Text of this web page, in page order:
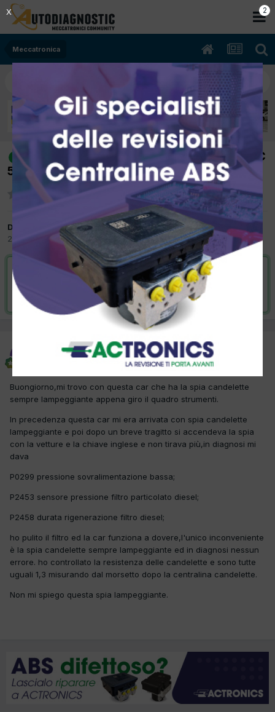
Meccatronica
risolto
[opel corsa d 12/2013 1248cc A13DTC
55Kw Diesel] spia candelette lampeggiante
Da carlito
28 Agosto 2017inMeccatronica
VAI ALLA SOLUZIONE
Risolta da carlito, 29 Agosto 2017
carlito
28 Agosto 2017
Buongiorno,mi trovo con questa car che ha la spia candelette
sempre lampeggiante appena giro il quadro strumenti.
In precedenza questa car mi era arrivata con spia candelette
lampeggiante e poi dopo un breve tragitto si accendeva la spia
con la vetture e la chiave inglese e non tirava più,in diagnosi mi
dava
P0299 pressione sovralimentazione bassa;
P2453 sensore pressione filtro particolato diesel;
P2458 durata rigenerazione filtro diesel;
ho pulito il filtro ed la car funziona a dovere,l'unico inconveniente
è la spia candelette sempre lampeggiante ed in diagnosi nessun
errore. ho controllato la resistenza delle candelette e sono tutte
uguali 1,3 misurando dal morsetto dopo la centralina candelette.
Non mi spiego questa spia lampeggiante.
2
X